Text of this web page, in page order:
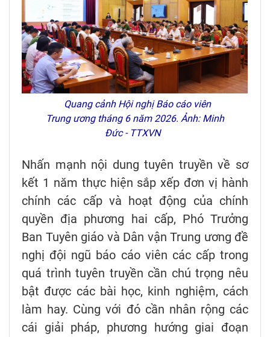
Quang cảnh Hội nghị Báo cáo viên
Trung ương tháng 6 năm 2026. Ảnh: Minh
Đức - TTXVN
Nhấn mạnh nội dung tuyên truyền về sơ
kết 1 năm thực hiện sắp xếp đơn vị hành
chính các cấp và hoạt động của chính
quyền địa phương hai cấp, Phó Trưởng
Ban Tuyên giáo và Dân vận Trung ương đề
nghị đội ngũ báo cáo viên các cấp trong
quá trình tuyên truyền cần chú trọng nêu
bật được các bài học, kinh nghiệm, cách
làm hay. Cùng với đó cần nhân rộng các
cái giải pháp, phương hướng giai đoạn